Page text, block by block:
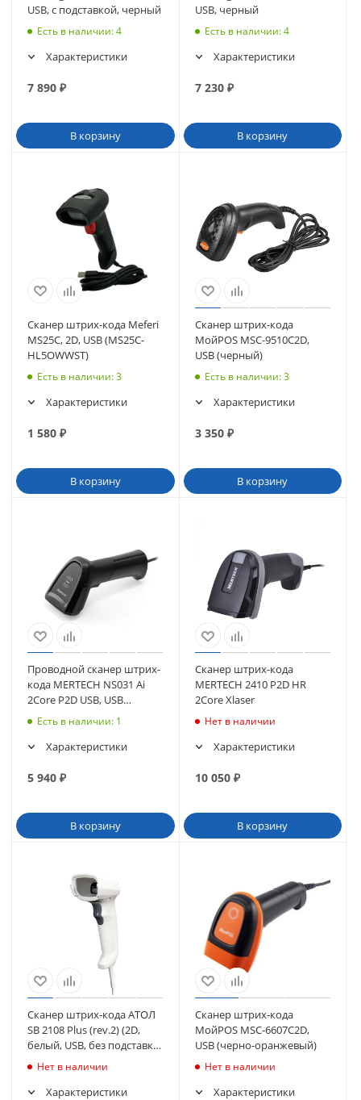
USB, с подставкой, черный
Есть в наличии: 4
Характеристики
7 890 ₽
В корзину
USB, черный
Есть в наличии: 4
Характеристики
7 230₽
В корзину
Сканер штрих-кода Meferi
MS25C, 2D, USB (MS25C-
HL5OWWST)
Есть в наличии: 3
Характеристики
1 580 ₽
В корзину
Сканер штрих-кода
МойPOS MSC-9510С2D,
USB (черный)
Есть в наличии: 3
Характеристики
3 350₽
В корзину
Проводной сканер штрих-
кода MERTECH NS031 Ai
2Core P2D USB, USB
эмуляция RS232 черный
Есть в наличии: 1
Характеристики
5 940 ₽
В корзину
Сканер штрих-кода
MERTECH 2410 P2D HR
2Core Xlaser
Нет в наличии
Характеристики
10 050₽
В корзину
Сканер штрих-кода АТОЛ
SB 2108 Plus (rev.2) (2D,
белый, USB, без подставки)
(61025)
Нет в наличии
Характеристики
Сканер штрих-кода
МойPOS MSC-6607C2D,
USB (черно-оранжевый)
Нет в наличии
Характеристики